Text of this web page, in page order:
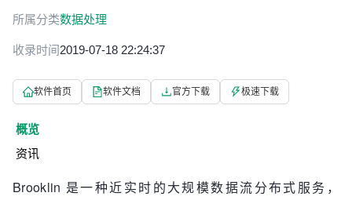
所属分类数据处理
收录时间2019-07-18 22:24:37
软件首页 软件文档 官方下载 极速下载
概览
资讯
Brooklin 是一种近实时的大规模数据流分布式服务，